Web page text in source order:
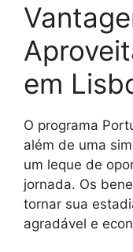
em
O programa
além de uma
um leque de
jornada. Os
tornar sua
agradável e